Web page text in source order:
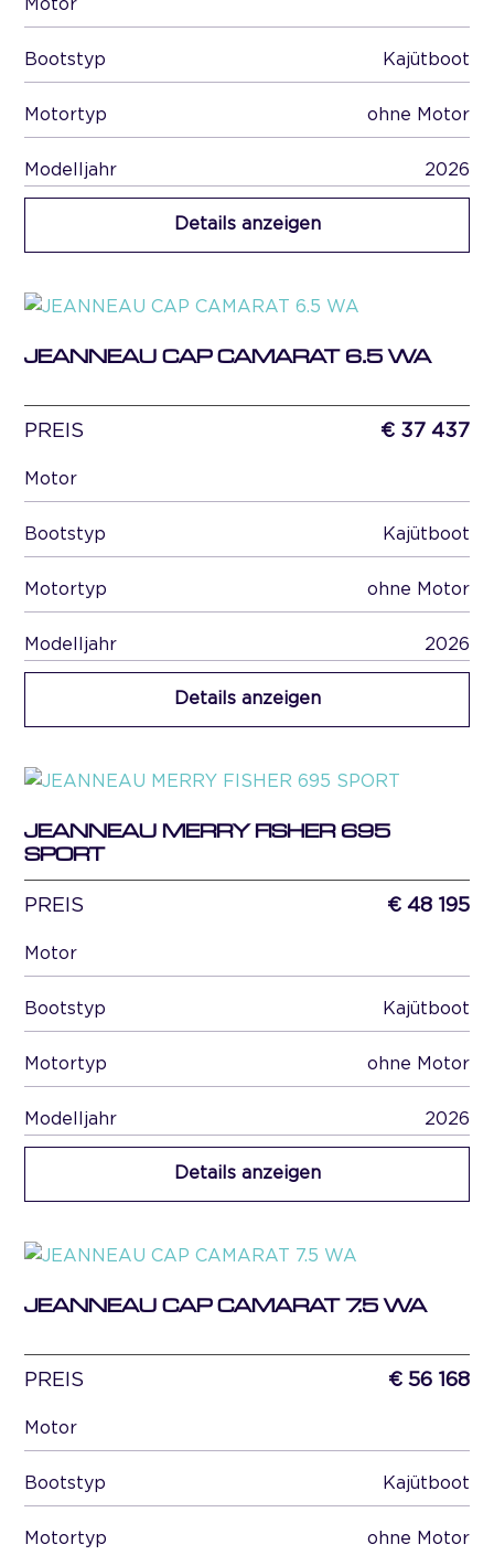
Motor
Bootstyp Kajütboot
Motortyp ohne Motor
Modelljahr 2026
Details anzeigen
JEANNEAU CAP CAMARAT 6.5 WA
PREIS € 37 437
Motor
Bootstyp Kajütboot
Motortyp ohne Motor
Modelljahr 2026
Details anzeigen
JEANNEAU MERRY FISHER 695
SPORT
PREIS € 48 195
Motor
Bootstyp Kajütboot
Motortyp ohne Motor
Modelljahr 2026
Details anzeigen
JEANNEAU CAP CAMARAT 7.5 WA
PREIS € 56 168
Motor
Bootstyp Kajütboot
Motortyp ohne Motor